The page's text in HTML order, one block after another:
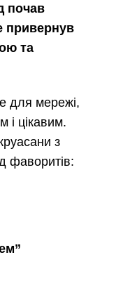
почав
привернув
та
для мережі,
і цікавим.
з
фаворитів: